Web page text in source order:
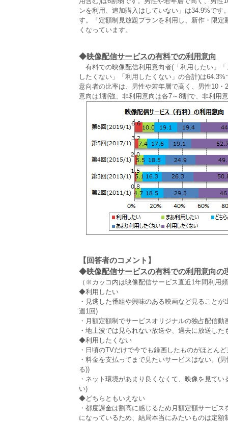
ンを利用、追加購入はしていない」は34.9%で
す。「定額制見放題プランを利用し、新作・限
くなっています。
◆映像配信サービスの有料での利用意向
有料での映像配信利用意向者(「利用したい」
したくない」「利用したくない」の合計)は
意向者の比率は、男性や若年層で高く、男性10
意向は1割強、非利用意向は各7～8割で、非利用
【回答者のコメント】
◆映像配信サービスの有料での利用意向の
（※カッコ内は映像配信サービス直近1年間利用
◆利用したい
・見逃した番組や興味のある映画など見ること
週1回)
・月額定額制でサービスオリジナルの独占配信
・地上波では見られない放送や、過去に放送し
◆利用したくない
・日頃のTVだけで今でも録画したものがほとん
・料金を支払ってまで見たいサービスはない。(
る))
・ネット環境があまり良くなくて、映像を見て
い)
◆どちらともいえない
・都度課金は割高に感じるため月額定額サービ
になっているため、結局本当にみたいものは定